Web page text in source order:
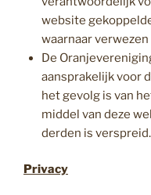
website
waarnaar
De
aansprakelijk voor
het gevolg is van
middel van deze
derden is verspreid.
Privacy